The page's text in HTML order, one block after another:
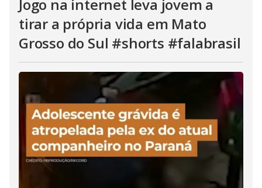
Jogo na internet leva jovem a
tirar a própria vida em Mato
Grosso do Sul #shorts #falabrasil